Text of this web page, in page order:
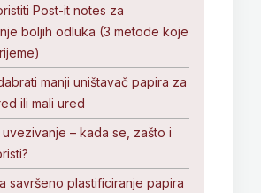
Post-it notes za
boljih odluka (3 metode koje
manji uništavač papira za
ili mali ured
– kada se, zašto i
savršeno plastificiranje papira